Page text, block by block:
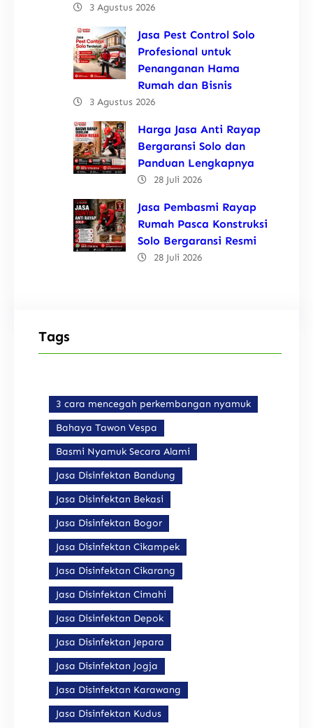
3 Agustus 2026
Jasa Pest Control Solo
Profesional untuk
Penanganan Hama
Rumah dan Bisnis
3 Agustus 2026
Harga Jasa Anti Rayap
Bergaransi Solo dan
Panduan Lengkapnya
28 Juli 2026
Jasa Pembasmi Rayap
Rumah Pasca Konstruksi
Solo Bergaransi Resmi
28 Juli 2026
Tags
3 cara mencegah perkembangan nyamuk
Bahaya Tawon Vespa
Basmi Nyamuk Secara Alami
Jasa Disinfektan Bandung
Jasa Disinfektan Bekasi
Jasa Disinfektan Bogor
Jasa Disinfektan Cikampek
Jasa Disinfektan Cikarang
Jasa Disinfektan Cimahi
Jasa Disinfektan Depok
Jasa Disinfektan Jepara
Jasa Disinfektan Jogja
Jasa Disinfektan Karawang
Jasa Disinfektan Kudus